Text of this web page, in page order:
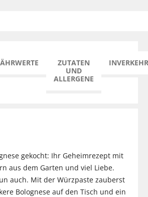
ZUTATEN
UND
ALLERGENE
gekocht: Ihr Geheimrezept mit
aus dem Garten und viel Liebe.
auch. Mit der Würzpaste zauberst
Bolognese auf den Tisch und ein